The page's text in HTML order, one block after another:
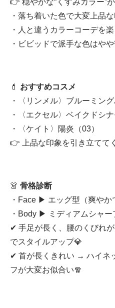
👉 穏やかな“くすみカラー”
・落ち着いた色で大変上品
・人と違うカラーコーデを
・ビビッドで派手な色はや
💄 おすすめコスメ
・〈リンメル〉ブルーミング
・〈エクセル〉ベイクドシ
・〈ケイト〉陽炎（03）
👉 上品な印象を引き立てて
👗 骨格診断
・Face ▶︎ エッグ型（爽やか
・Body ▶︎ ミディアムシャー
✔ 手足が長く、腰のくびれ
でスタイルアップ💎
✔ 首が長くきれい → ハイネ
フが大変お似合い🧣